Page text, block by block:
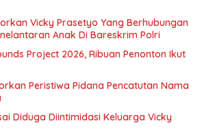
Vicky Prasetyo Yang Berhubungan
Anak Di Bareskrim Polri
Project 2026, Ribuan Penonton Ikut
Peristiwa Pidana Pencatutan Nama
Diduga Diintimidasi Keluarga Vicky